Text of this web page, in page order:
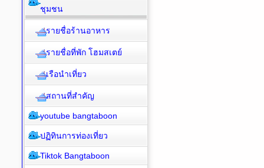
ชุมชน
รายชื่อร้านอาหาร
รายชื่อที่พัก โฮมสเตย์
เรือนำเที่ยว
สถานที่สำคัญ
youtube bangtaboon
ปฏิทินการท่องเที่ยว
Tiktok Bangtaboon